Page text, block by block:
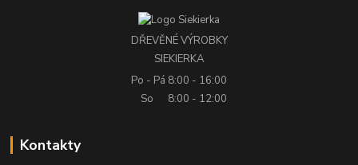
DŘEVĚNÉ VÝROBKY
SIEKIERKA
Po - Pá 8:00 - 16:00
So
8:00 - 12:00
Kontakty